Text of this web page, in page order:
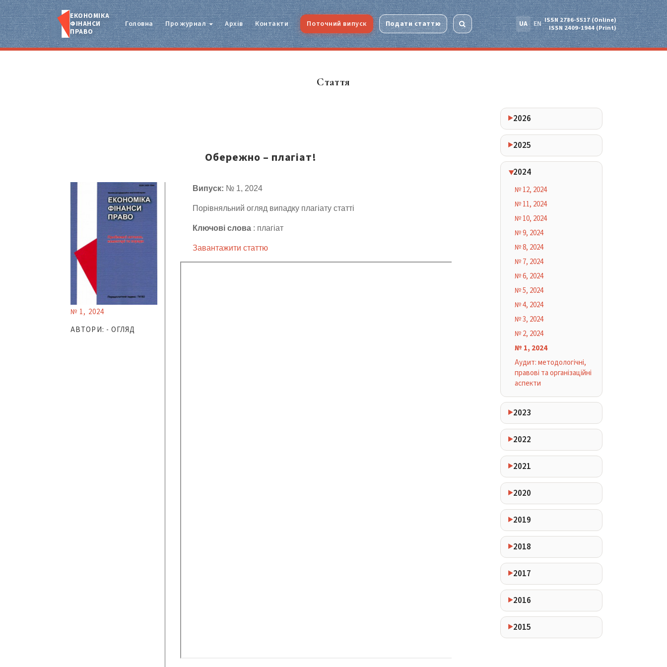
ЕКОНОМІКА
ФІНАНСИ
ПРАВО
Головна Про журнал Архів Контакти Поточний випуск Подати статтю UA EN ISSN 2786-5517 (Online)
ISSN 2409-1944 (Print)
Стаття
Обережно – плагіат!
№ 1, 2024
АВТОРИ: - ОГЛЯД
Випуск: № 1, 2024
Порівняльний огляд випадку плагіату статті
Ключові слова : плагіат
Завантажити статтю
2026
2025
2024
№ 12, 2024
№ 11, 2024
№ 10, 2024
№ 9, 2024
№ 8, 2024
№ 7, 2024
№ 6, 2024
№ 5, 2024
№ 4, 2024
№ 3, 2024
№ 2, 2024
№ 1, 2024
Аудит: методологічні,
правові та організаційні
аспекти
2023
2022
2021
2020
2019
2018
2017
2016
2015